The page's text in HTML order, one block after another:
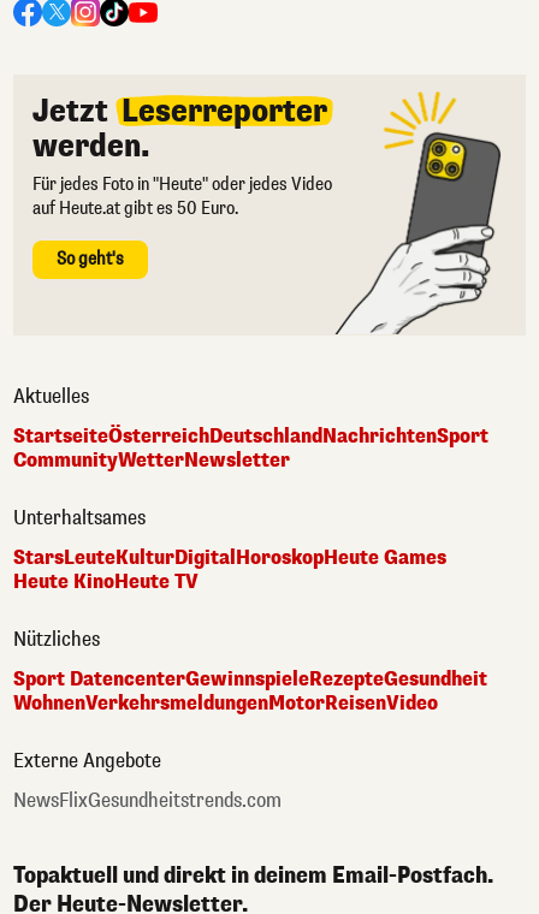
Jetzt Leserreporter
werden.
Für jedes Foto in "Heute" oder jedes Video
auf Heute.at gibt es 50 Euro.
So geht's
Aktuelles
StartseiteÖsterreichDeutschlandNachrichtenSport
CommunityWetterNewsletter
Unterhaltsames
StarsLeuteKulturDigital HoroskopHeute Games
Heute KinoHeute TV
Nützliches
Sport DatencenterGewinnspieleRezepteGesundheit
WohnenVerkehrsmeldungenMotorReisenVideo
Externe Angebote
NewsFlixGesundheitstrends.com
Topaktuell und direkt in deinem Email-Postfach.
Der Heute-Newsletter.